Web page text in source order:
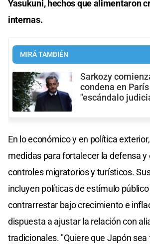
Yasukuni, hechos que alimentaron
internas.
MIRÁ TAMBIÉN
Sarkozy
condena en
"escándalo
En lo económico y en política
medidas para fortalecer la defensa y
controles migratorios y turísticos.
incluyen políticas de estímulo
contrarrestar bajo crecimiento e
dispuesta a ajustar la relación con
tradicionales. "Quiere que Japón